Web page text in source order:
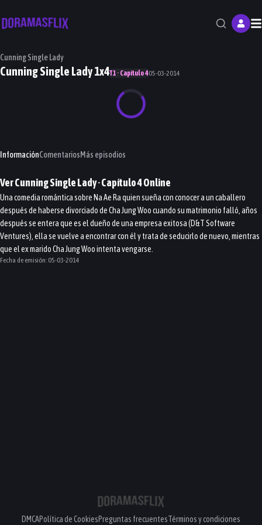
Cunning Single Lady
Cunning Single Lady 1x4T1 · Capítulo 405-03-2014
InformaciónComentariosMás episodios
VerCunning Single Lady· Capítulo4Online
Una comedia romántica sobre Na Ae Ra quien sueña con conocer a un caballero
después de haberse divorciado de Cha Jung Woo cuando su matrimonio falló, años
después se entera que es el dueño de una empresa exitosa (D&T Software
Ventures), ella se vuelve a encontrar con él y trata de seducirlo de nuevo, mientras
que el ex marido Cha Jung Woo intenta vengarse.
Fecha de emisión: 05-03-2014
DMCAPolítica de CookiesPreguntas frecuentesTérminos y condiciones